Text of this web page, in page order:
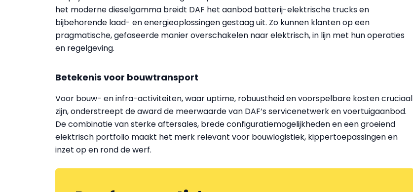
het moderne dieselgamma breidt DAF het aanbod batterij-elektrische trucks en
bijbehorende laad- en energieoplossingen gestaag uit. Zo kunnen klanten op een
pragmatische, gefaseerde manier overschakelen naar elektrisch, in lijn met hun operaties
en regelgeving.
Betekenis voor bouwtransport
Voor bouw- en infra-activiteiten, waar uptime, robuustheid en voorspelbare kosten cruciaal
zijn, onderstreept de award de meerwaarde van DAF’s servicenetwerk en voertuigaanbod.
De combinatie van sterke aftersales, brede configuratiemogelijkheden en een groeiend
elektrisch portfolio maakt het merk relevant voor bouwlogistiek, kippertoepassingen en
inzet op en rond de werf.